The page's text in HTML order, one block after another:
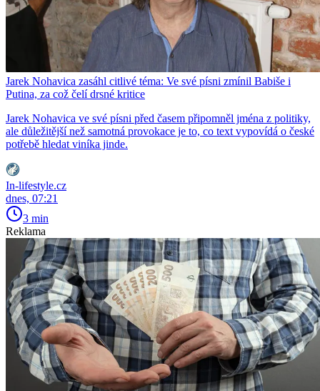
Jarek Nohavica zasáhl citlivé téma: Ve své písni zmínil Babiše i
Putina, za což čelí drsné kritice
Jarek Nohavica ve své písni před časem připomněl jména z politiky,
ale důležitější než samotná provokace je to, co text vypovídá o české
potřebě hledat viníka jinde.
In-lifestyle.cz
dnes, 07:21
3 min
Reklama